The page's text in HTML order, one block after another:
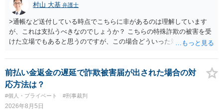
村山 大基 弁護士
>通帳など送付している時点でこちらに非があるのは理解しています
が、これは支払うべきなのでしょうか？ こちらの特殊詐欺の被害を受
けた立場でもあると思うのですが、この場合どういった対処が必要で
がいいとは思います。 そもそも、特殊詐欺関係なく旦那さんの行為
は法に触れる可能性もあります。 ＞100万を支払わず穏便に和解する
ことは可能でしょうか？ →一般的には難しいです。相談者さんも１０
０万円の被害を受けたとして、１円も払わないで和解したいと言われ
たら、 できるだけ重い刑罰を与えて欲しい、と思われるのではない
前払い金返金の遅延で詐欺被害届が出された場合の対
応方法は？
#個人・プライベート #刑事裁判
2026年8月5日